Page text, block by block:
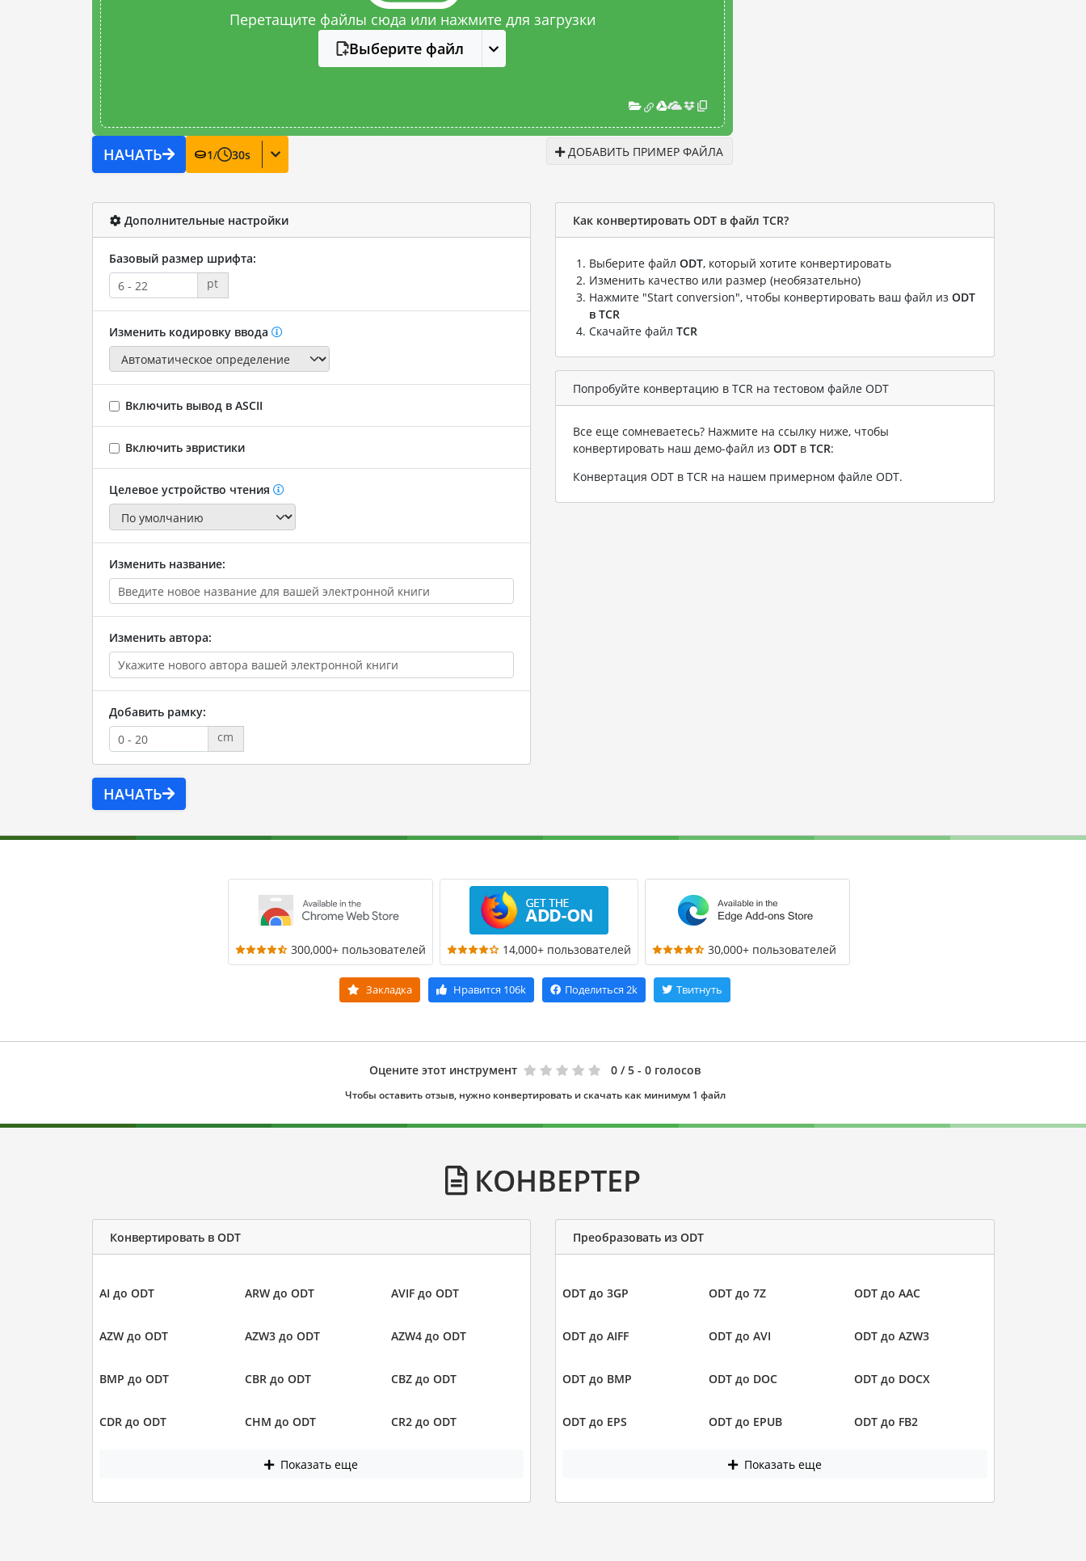
Перетащите файлы сюда или нажмите для загрузки
Выберите файл
НАЧАТЬ 1/ 30s ДОБАВИТЬ ПРИМЕР ФАЙЛА
Дополнительные настройки
Базовый размер шрифта:
pt
Изменить кодировку ввода
Включить вывод в ASCII
Включить эвристики
Целевое устройство чтения
Изменить название:
Изменить автора:
Добавить рамку:
cm
НАЧАТЬ
Как конвертировать ODT в файл TCR?
Выберите файл ODT, который хотите конвертировать
Изменить качество или размер (необязательно)
Нажмите "Start conversion", чтобы конвертировать ваш файл из ODT
в TCR
Скачайте файл TCR
Попробуйте конвертацию в TCR на тестовом файле ODT
Все еще сомневаетесь? Нажмите на ссылку ниже, чтобы
конвертировать наш демо-файл из ODT в TCR:
Конвертация ODT в TCR на нашем примерном файле ODT.
300,000+ пользователей 14,000+ пользователей 30,000+ пользователей
Закладка Нравится 106k Поделиться 2k Твитнуть
Оцените этот инструмент 0 / 5 - 0 голосов
Чтобы оставить отзыв, нужно конвертировать и скачать как минимум 1 файл
КОНВЕРТЕР
Конвертировать в ODT
AI до ODT ARW до ODT AVIF до ODT
AZW до ODT AZW3 до ODT AZW4 до ODT
BMP до ODT CBR до ODT CBZ до ODT
CDR до ODT CHM до ODT CR2 до ODT
Показать еще
Преобразовать из ODT
ODT до 3GP ODT до 7Z ODT до AAC
ODT до AIFF ODT до AVI ODT до AZW3
ODT до BMP ODT до DOC ODT до DOCX
ODT до EPS ODT до EPUB ODT до FB2
Показать еще